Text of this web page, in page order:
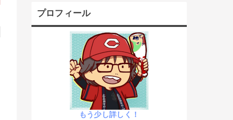
プロフィール
もう少し詳しく！